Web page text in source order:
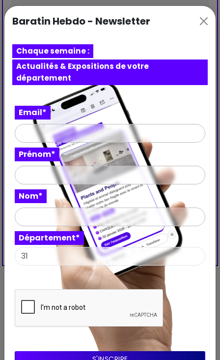
Tarif réduit
A propos de l'expo
Exposition
Que faire à Toulouse cet été ? Nos
expos coup de cœur
Baratin Hebdo - Newsletter
Chaque semaine :
Actualités & Expositions de votre
département
Email*
Prénom*
Nom*
Département*